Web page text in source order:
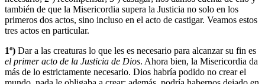
también de que la Misericordia supera la Justicia no solo en los
primeros dos actos, sino incluso en el acto de castigar. Veamos estos
tres actos en particular.
1º) Dar a las creaturas lo que les es necesario para alcanzar su fin es
el primer acto de la Justicia de Dios. Ahora bien, la Misericordia da
más de lo estrictamente necesario. Dios habría podido no crear el